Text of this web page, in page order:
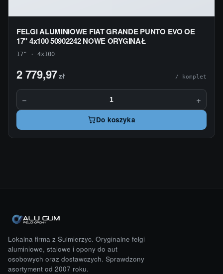
FELGI ALUMINIOWE FIAT GRANDE PUNTO EVO OE
17" 4x100 50902242 NOWE ORYGINAŁ
17" · 4x100
2 779,97zł / komplet
− +
Do koszyka
Lokalna firma z Sulmierzyc. Oryginalne felgi
aluminiowe, stalowe i opony do aut
osobowych oraz dostawczych. Sprawdzony
asortyment od 2007 roku.